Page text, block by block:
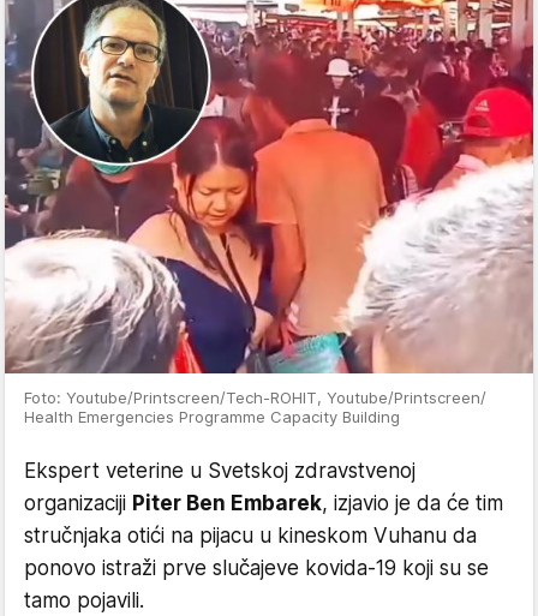
Foto: Youtube/Printscreen/Tech-ROHIT, Youtube/Printscreen/
Health Emergencies Programme Capacity Building
Ekspert veterine u Svetskoj zdravstvenoj
organizaciji Piter Ben Embarek, izjavio je da će tim
stručnjaka otići na pijacu u kineskom Vuhanu da
ponovo istraži prve slučajeve kovida-19 koji su se
tamo pojavili.